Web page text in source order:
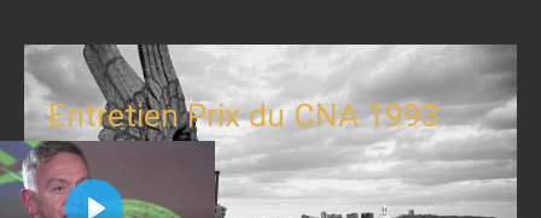
Entretien Prix du CNA 1993